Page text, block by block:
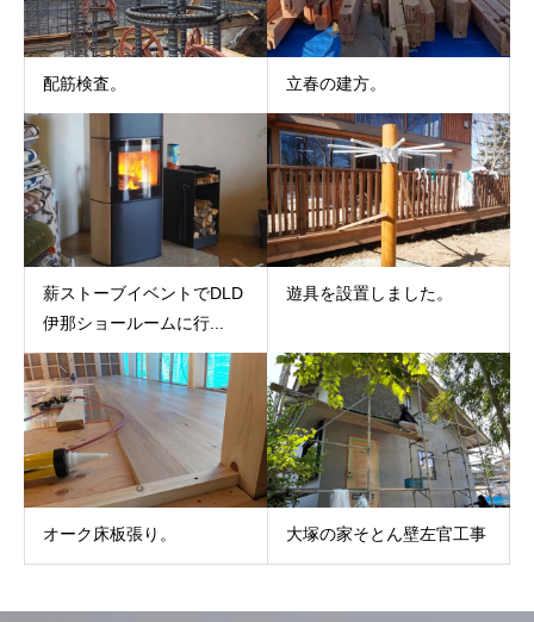
配筋検査。 立春の建方。
薪ストーブイベントでDLD
伊那ショールームに行...
遊具を設置しました。
オーク床板張り。 大塚の家そとん壁左官工事